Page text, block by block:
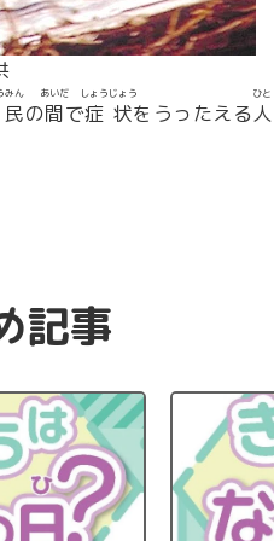
民
みん
の間
あいだ
で症
しょう
状
じょう
をうったえる人
ひと
記事